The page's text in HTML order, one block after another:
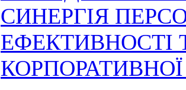
СИНЕРГІЯ
ЕФЕКТИВНОСТІ
КОРПОРАТИВНОЇ